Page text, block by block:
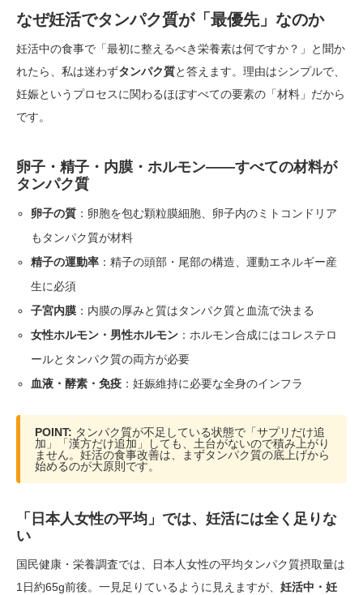
なぜ妊活でタンパク質が「最優先」なのか
妊活中の食事で「最初に整えるべき栄養素は何ですか？」と聞か
れたら、私は迷わずタンパク質と答えます。理由はシンプルで、
妊娠というプロセスに関わるほぼすべての要素の「材料」だから
です。
卵子・精子・内膜・ホルモン——すべての材料が
タンパク質
卵子の質 ：卵胞を包む顆粒膜細胞、卵子内のミトコンドリア
もタンパク質が材料
精子の運動率 ：精子の頭部・尾部の構造、運動エネルギー産
生に必須
子宮内膜 ：内膜の厚みと質はタンパク質と血流で決まる
女性ホルモン・男性ホルモン ：ホルモン合成にはコレステロ
ールとタンパク質の両方が必要
血液・酵素・免疫 ：妊娠維持に必要な全身のインフラ
POINT: タンパク質が不足している状態で「サプリだけ追
加」「漢方だけ追加」しても、土台がないので積み上がり
ません。妊活の食事改善は、まずタンパク質の底上げから
始めるのが大原則です。
「日本人女性の平均」では、妊活には全く足りな
い
国民健康・栄養調査では、日本人女性の平均タンパク質摂取量は
1日約65g前後。一見足りているように見えますが、 妊活中・妊